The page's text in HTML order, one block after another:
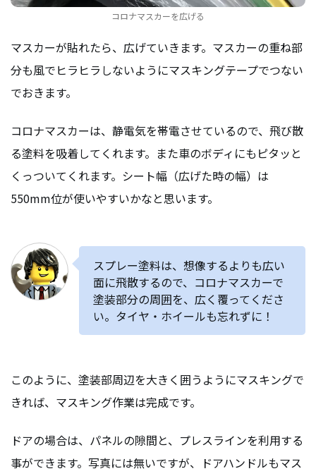
コロナマスカーを広げる
マスカーが貼れたら、広げていきます。マスカーの重ね部
分も風でヒラヒラしないようにマスキングテープでつない
でおきます。
コロナマスカーは、静電気を帯電させているので、飛び散
る塗料を吸着してくれます。また車のボディにもピタッと
くっついてくれます。シート幅（広げた時の幅）は
550mm位が使いやすいかなと思います。
スプレー塗料は、想像するよりも広い
面に飛散するので、コロナマスカーで
塗装部分の周囲を、広く覆ってくださ
い。タイヤ・ホイールも忘れずに！
このように、塗装部周辺を大きく囲うようにマスキングで
きれば、マスキング作業は完成です。
ドアの場合は、パネルの隙間と、プレスラインを利用する
事ができます。写真には無いですが、ドアハンドルもマス